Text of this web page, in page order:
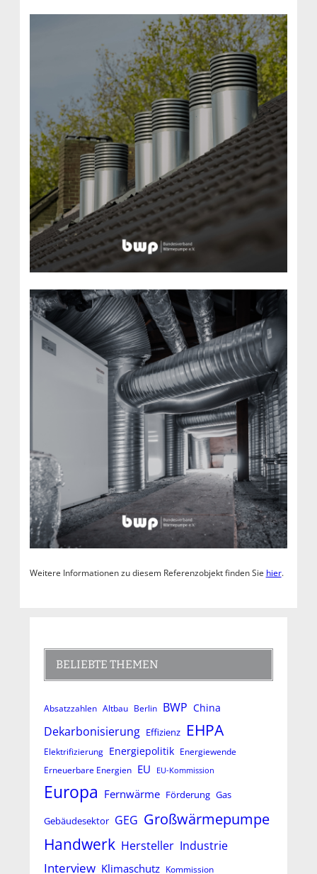
Weitere Informationen zu diesem Referenzobjekt finden Sie hier.
BELIEBTE THEMEN
Absatzzahlen Altbau Berlin BWP China
Dekarbonisierung Effizienz EHPA
Elektrifizierung Energiepolitik Energiewende
Erneuerbare Energien EU EU-Kommission
Europa Fernwärme Förderung Gas
Gebäudesektor GEG Großwärmepumpe
Handwerk Hersteller Industrie
Interview Klimaschutz Kommission